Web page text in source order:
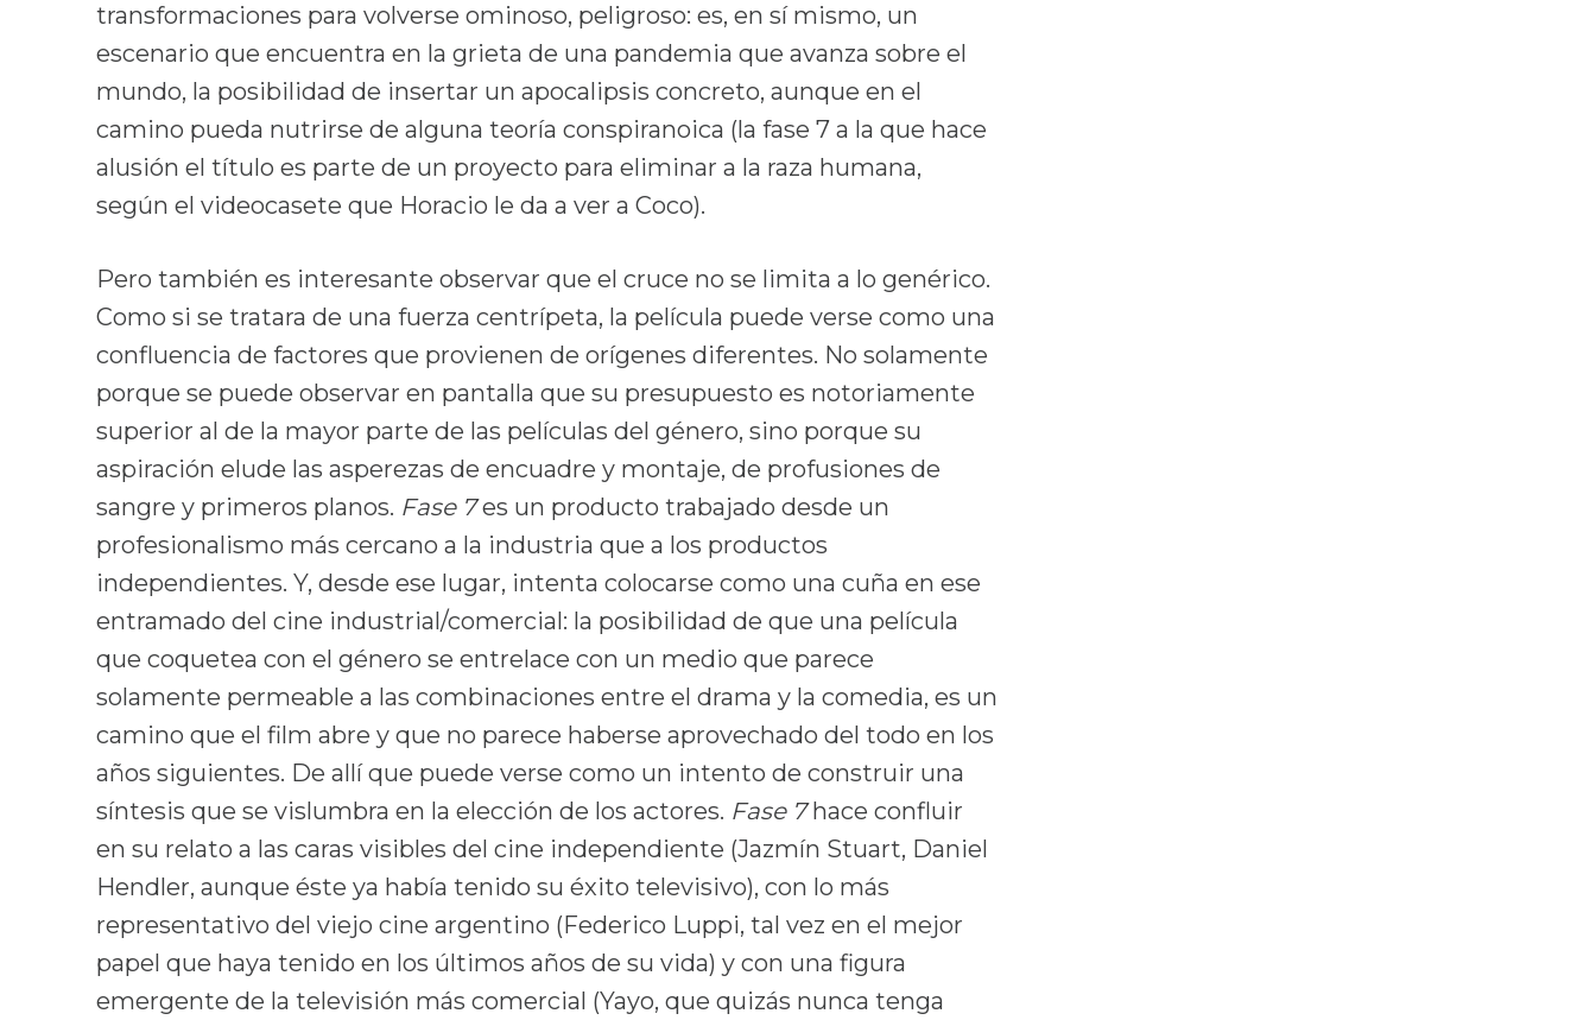
transformaciones para volverse ominoso, peligroso: es, en sí mismo, un
escenario que encuentra en la grieta de una pandemia que avanza sobre el
mundo, la posibilidad de insertar un apocalipsis concreto, aunque en el
camino pueda nutrirse de alguna teoría conspiranoica (la fase 7 a la que hace
alusión el título es parte de un proyecto para eliminar a la raza humana,
según el videocasete que Horacio le da a ver a Coco).
Pero también es interesante observar que el cruce no se limita a lo genérico.
Como si se tratara de una fuerza centrípeta, la película puede verse como una
confluencia de factores que provienen de orígenes diferentes. No solamente
porque se puede observar en pantalla que su presupuesto es notoriamente
superior al de la mayor parte de las películas del género, sino porque su
aspiración elude las asperezas de encuadre y montaje, de profusiones de
sangre y primeros planos. Fase 7es un producto trabajado desde un
profesionalismo más cercano a la industria que a los productos
independientes. Y, desde ese lugar, intenta colocarse como una cuña en ese
entramado del cine industrial/comercial: la posibilidad de que una película
que coquetea con el género se entrelace con un medio que parece
solamente permeable a las combinaciones entre el drama y la comedia, es un
camino que el film abre y que no parece haberse aprovechado del todo en los
años siguientes. De allí que puede verse como un intento de construir una
síntesis que se vislumbra en la elección de los actores. Fase 7hace confluir
en su relato a las caras visibles del cine independiente (Jazmín Stuart, Daniel
Hendler, aunque éste ya había tenido su éxito televisivo), con lo más
representativo del viejo cine argentino (Federico Luppi, tal vez en el mejor
papel que haya tenido en los últimos años de su vida) y con una figura
emergente de la televisión más comercial (Yayo, que quizás nunca tenga